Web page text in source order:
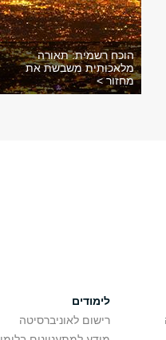
הוכח רשמית: תאורה
מלאכותית משבשת את
מחזור >
לימודים
רישום לאוניברסיטה